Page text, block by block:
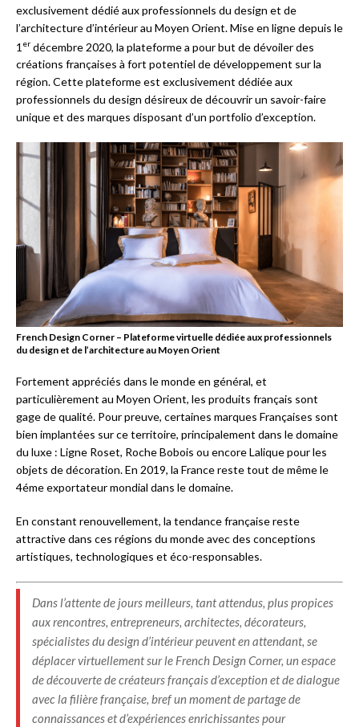
exclusivement dédié aux professionnels du design et de
l’architecture d’intérieur au Moyen Orient. Mise en ligne depuis le
1 er décembre 2020, la plateforme a pour but de dévoiler des
créations françaises à fort potentiel de développement sur la
région. Cette plateforme est exclusivement dédiée aux
professionnels du design désireux de découvrir un savoir-faire
unique et des marques disposant d’un portfolio d’exception.
French Design Corner – Plateforme virtuelle dédiée aux professionnels
du design et de l’architecture au Moyen Orient
Fortement appréciés dans le monde en général, et
particulièrement au Moyen Orient, les produits français sont
gage de qualité. Pour preuve, certaines marques Françaises sont
bien implantées sur ce territoire, principalement dans le domaine
du luxe : Ligne Roset, Roche Bobois ou encore Lalique pour les
objets de décoration. En 2019, la France reste tout de même le
4éme exportateur mondial dans le domaine.
En constant renouvellement, la tendance française reste
attractive dans ces régions du monde avec des conceptions
artistiques, technologiques et éco-responsables.
Dans l’attente de jours meilleurs, tant attendus, plus propices
aux rencontres, entrepreneurs, architectes, décorateurs,
spécialistes du design d’intérieur peuvent en attendant, se
déplacer virtuellement sur le French Design Corner, un espace
de découverte de créateurs français d’exception et de dialogue
avec la filière française, bref un moment de partage de
connaissances et d’expériences enrichissantes pour